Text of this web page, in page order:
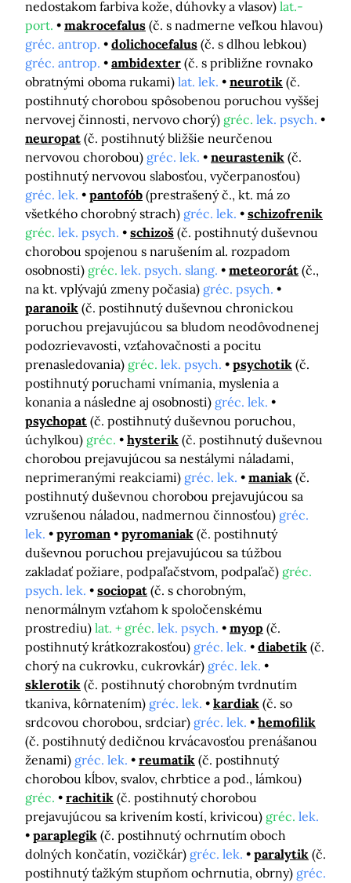
nedostakom farbiva kože, dúhovky a vlasov) lat.-
port.
makrocefalus (č. s nadmerne veľkou hlavou)
gréc. antrop.
dolichocefalus (č. s dlhou lebkou)
gréc. antrop.
ambidexter (č. s približne rovnako
obratnými oboma rukami) lat. lek. neurotik (č.
postihnutý chorobou spôsobenou poruchou vyššej
nervovej činnosti, nervovo chorý) gréc. lek. psych.
neuropat (č. postihnutý bližšie neurčenou
nervovou chorobou) gréc. lek. neurastenik (č.
postihnutý nervovou slabosťou, vyčerpanosťou)
gréc. lek.
pantofób (prestrašený č., kt. má zo
všetkého chorobný strach) gréc. lek.
schizofrenik
gréc. lek. psych. schizoš (č. postihnutý duševnou
chorobou spojenou s narušením al. rozpadom
osobnosti) gréc. lek. psych. slang. meteororát (č.,
na kt. vplývajú zmeny počasia) gréc. psych.
paranoik (č. postihnutý duševnou chronickou
poruchou prejavujúcou sa bludom neodôvodnenej
podozrievavosti, vzťahovačnosti a pocitu
prenasledovania) gréc. lek. psych. psychotik (č.
postihnutý poruchami vnímania, myslenia a
konania a následne aj osobnosti) gréc. lek.
psychopat (č. postihnutý duševnou poruchou,
úchylkou) gréc. hysterik (č. postihnutý duševnou
chorobou prejavujúcou sa nestálymi náladami,
neprimeranými reakciami) gréc. lek. maniak (č.
postihnutý duševnou chorobou prejavujúcou sa
vzrušenou náladou, nadmernou činnosťou) gréc.
lek.
pyroman pyromaniak (č. postihnutý
duševnou poruchou prejavujúcou sa túžbou
zakladať požiare, podpaľačstvom, podpaľač) gréc.
psych. lek.
sociopat (č. s chorobným,
nenormálnym vzťahom k spoločenskému
prostrediu) lat. + gréc. lek. psych. myop (č.
postihnutý krátkozrakosťou) gréc. lek. diabetik (č.
chorý na cukrovku, cukrovkár) gréc. lek.
sklerotik (č. postihnutý chorobným tvrdnutím
tkaniva, kôrnatením) gréc. lek. kardiak (č. so
srdcovou chorobou, srdciar) gréc. lek.
hemofilik
(č. postihnutý dedičnou krvácavosťou prenášanou
ženami) gréc. lek. reumatik (č. postihnutý
chorobou kĺbov, svalov, chrbtice a pod., lámkou)
gréc.
rachitik (č. postihnutý chorobou
prejavujúcou sa krivením kostí, krivicou) gréc. lek.
paraplegik (č. postihnutý ochrnutím oboch
dolných končatín, vozičkár) gréc. lek. paralytik (č.
postihnutý ťažkým stupňom ochrnutia, obrny) gréc.